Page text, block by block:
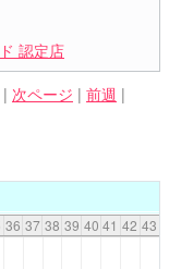
認定店
| 次ページ | 前週 |
36 37 38 39 40 41 42 43